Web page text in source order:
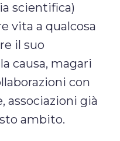
scientifica)
vita a qualcosa
il suo
causa, magari
con
associazioni già
ambito.